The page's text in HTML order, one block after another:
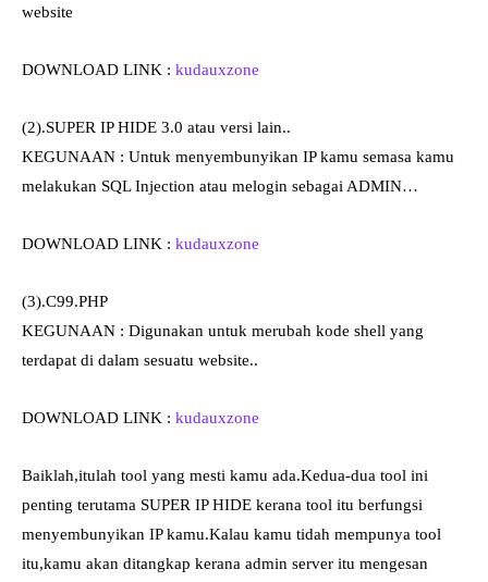
website
DOWNLOAD LINK : kudauxzone
(2).SUPER IP HIDE 3.0 atau versi lain..
KEGUNAAN : Untuk menyembunyikan IP kamu semasa kamu
melakukan SQL Injection atau melogin sebagai ADMIN…
DOWNLOAD LINK : kudauxzone
(3).C99.PHP
KEGUNAAN : Digunakan untuk merubah kode shell yang
terdapat di dalam sesuatu website..
DOWNLOAD LINK : kudauxzone
Baiklah,itulah tool yang mesti kamu ada.Kedua-dua tool ini
penting terutama SUPER IP HIDE kerana tool itu berfungsi
menyembunyikan IP kamu.Kalau kamu tidah mempunya tool
itu,kamu akan ditangkap kerana admin server itu mengesan